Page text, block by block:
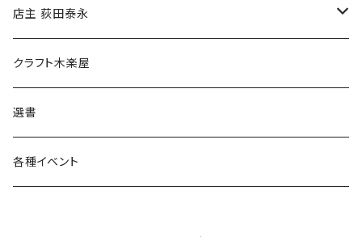
傘
食料品
その他
店主 荻田泰永
書籍
ウェア
クラフト木楽屋
選書
各種イベント